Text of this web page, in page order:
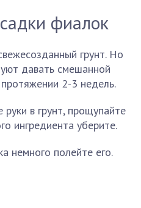
фиалок
грунт. Но
давать смешанной
2-3 недель.
в грунт, прощупайте
ингредиента уберите.
немного полейте его.